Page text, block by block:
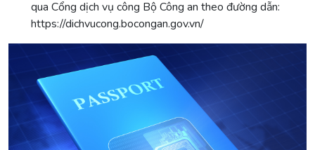
qua Cổng dịch vụ công Bộ Công an theo đường dẫn:
https://dichvucong.bocongan.gov.vn/